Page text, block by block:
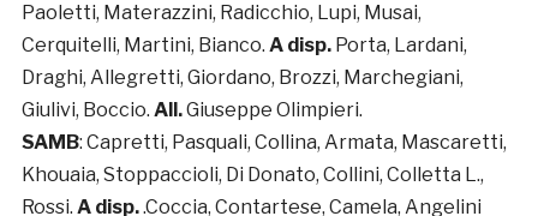
Paoletti, Materazzini, Radicchio, Lupi, Musai,
Cerquitelli, Martini, Bianco. A disp.Porta, Lardani,
Draghi, Allegretti, Giordano, Brozzi, Marchegiani,
Giulivi, Boccio. All.Giuseppe Olimpieri.
SAMB: Capretti, Pasquali, Collina, Armata, Mascaretti,
Khouaia, Stoppaccioli, Di Donato, Collini, Colletta L.,
Rossi. A disp..Coccia, Contartese, Camela, Angelini